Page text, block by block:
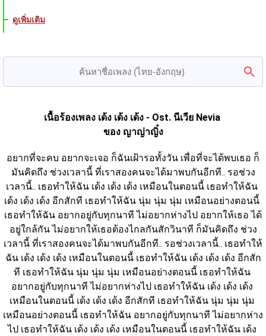
ดูเพิ่มเติม
เนื้อร้องเพลง เด้ง เด้ง เด้ง - Ost. นีเวีย Nevia
ของ ญาญ่าญิ๋ง
อยากที่จะคบ อยากจะเจอ ก็ฉันเฝ้ารอทั้งวัน เพื่อที่จะได้พบเธอ ก็
มันคิดถึง ช่วงเวลานี้ ที่เราสองคนจะได้มาพบกันอีกที.. รอช่วง
เวลานี้.. เธอทำให้ฉัน เด้ง เด้ง เด้ง เหมือนในตอนนี้ เธอทำให้ฉัน
เด้ง เด้ง เด้ง อีกสักที เธอทำให้ฉัน นุ่ม นุ่ม นุ่ม เหมือนอย่างตอนนี้
เธอทำให้ฉัน อยากอยู่กับทุกนาที ไม่อยากห่างไป อยากให้เธอ ได้
อยู่ใกล้กัน ไม่อยากให้เธอต้องไกลกันสักวินาที ก็มันคิดถึง ช่วง
เวลานี้ ที่เราสองคนจะได้มาพบกันอีกที.. รอช่วงเวลานี้.. เธอทำให้
ฉัน เด้ง เด้ง เด้ง เหมือนในตอนนี้ เธอทำให้ฉัน เด้ง เด้ง เด้ง อีกสัก
ที เธอทำให้ฉัน นุ่ม นุ่ม นุ่ม เหมือนอย่างตอนนี้ เธอทำให้ฉัน
อยากอยู่กับทุกนาที ไม่อยากห่างไป เธอทำให้ฉัน เด้ง เด้ง เด้ง
เหมือนในตอนนี้ เด้ง เด้ง เด้ง อีกสักที เธอทำให้ฉัน นุ่ม นุ่ม นุ่ม
เหมือนอย่างตอนนี้ เธอทำให้ฉัน อยากอยู่กับทุกนาที ไม่อยากห่าง
ไป เธอทำให้ฉัน เด้ง เด้ง เด้ง เหมือนในตอนนี้ เธอทำให้ฉัน เด้ง